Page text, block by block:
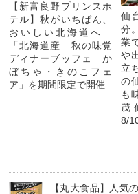
【新富良野プリンスホ
テル】秋がいちばん、
おいしい北海道へ
「北海道産 秋の味覚
ディナーブッフェ か
ぼちゃ・きのこフェ
ア」を期間限定で開催
仙
分
業
や
立
の
も
茂
8/
【丸大食品】人気